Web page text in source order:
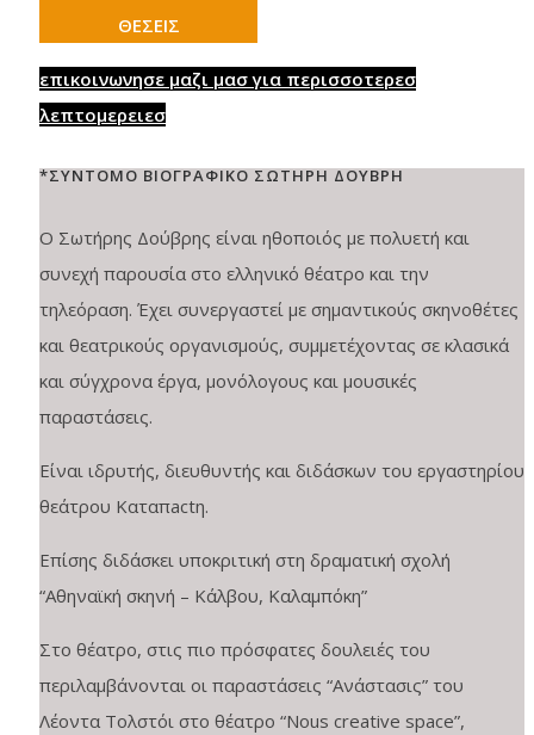
ΘΕΣΕΙΣ
επικοινωνησε μαζι μασ για περισσοτερεσ
λεπτομερειεσ
*ΣΥΝΤΟΜΟ ΒΙΟΓΡΑΦΙΚΟ ΣΩΤΗΡΗ ΔΟΥΒΡΗ
Ο Σωτήρης Δούβρης είναι ηθοποιός με πολυετή και
συνεχή παρουσία στο ελληνικό θέατρο και την
τηλεόραση. Έχει συνεργαστεί με σημαντικούς σκηνοθέτες
και θεατρικούς οργανισμούς, συμμετέχοντας σε κλασικά
και σύγχρονα έργα, μονόλογους και μουσικές
παραστάσεις.
Είναι ιδρυτής, διευθυντής και διδάσκων του εργαστηρίου
θεάτρου Καταπactη.
Επίσης διδάσκει υποκριτική στη δραματική σχολή
“Αθηναϊκή σκηνή – Κάλβου, Καλαμπόκη”
Στο θέατρο, στις πιο πρόσφατες δουλειές του
περιλαμβάνονται οι παραστάσεις “Ανάστασις” του
Λέοντα Τολστόι στο θέατρο “Nous creative space”,